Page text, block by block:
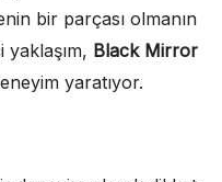
bir parçası olmanın
yaklaşım, Black Mirror
yaratıyor.